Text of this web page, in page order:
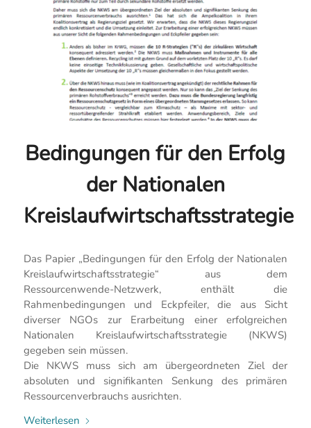
Bedingungen für den Erfolg
der Nationalen
Kreislaufwirtschaftsstrategie
Das Papier „Bedingungen für den Erfolg der Nationalen
Kreislaufwirtschaftsstrategie“ aus dem
Ressourcenwende-Netzwerk, enthält die
Rahmenbedingungen und Eckpfeiler, die aus Sicht
diverser NGOs zur Erarbeitung einer erfolgreichen
Nationalen Kreislaufwirtschaftsstrategie (NKWS)
gegeben sein müssen.
Die NKWS muss sich am übergeordneten Ziel der
absoluten und signifikanten Senkung des primären
Ressourcenverbrauchs ausrichten.
Weiterlesen